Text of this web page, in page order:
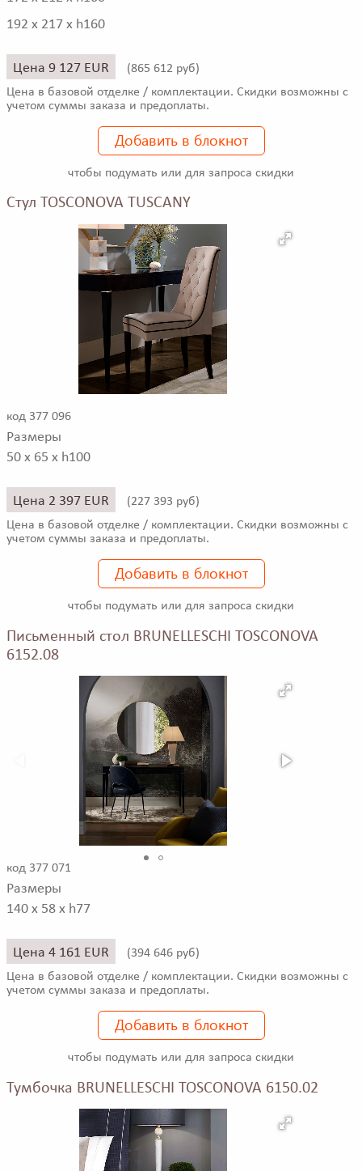
192 x 217 x h160
Цена 9 127 EUR (865 612 руб)
Цена в базовой отделке / комплектации. Скидки возможны с
учетом суммы заказа и предоплаты.
Добавить в блокнот
чтобы подумать или для запроса скидки
Стул TOSCONOVA TUSCANY
код 377 096
Размеры
50 x 65 x h100
Цена 2 397 EUR (227 393 руб)
Цена в базовой отделке / комплектации. Скидки возможны с
учетом суммы заказа и предоплаты.
Добавить в блокнот
чтобы подумать или для запроса скидки
Письменный стол BRUNELLESCHI TOSCONOVA
6152.08
код 377 071
Размеры
140 x 58 x h77
Цена 4 161 EUR (394 646 руб)
Цена в базовой отделке / комплектации. Скидки возможны с
учетом суммы заказа и предоплаты.
Добавить в блокнот
чтобы подумать или для запроса скидки
Тумбочка BRUNELLESCHI TOSCONOVA 6150.02